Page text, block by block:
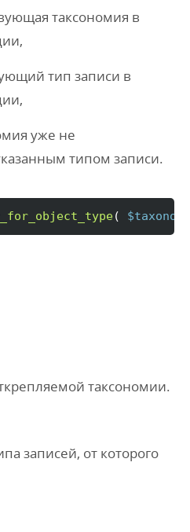
таксономия в
тип записи в
уже не
типом записи.
( $taxonomy
таксономии.
записей, от которого